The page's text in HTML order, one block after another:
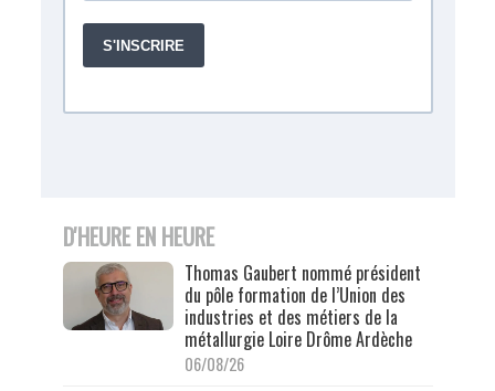
D'HEURE EN HEURE
Thomas Gaubert nommé président
du pôle formation de l’Union des
industries et des métiers de la
métallurgie Loire Drôme Ardèche
06/08/26